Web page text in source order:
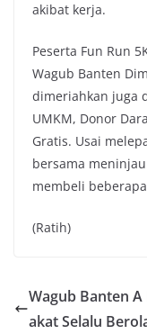
akibat kerja.
Peserta Fun Run
Wagub Banten
dimeriahkan juga
UMKM, Donor
Gratis. Usai
bersama
membeli
(Ratih)
Wagub Banten
akat Selalu